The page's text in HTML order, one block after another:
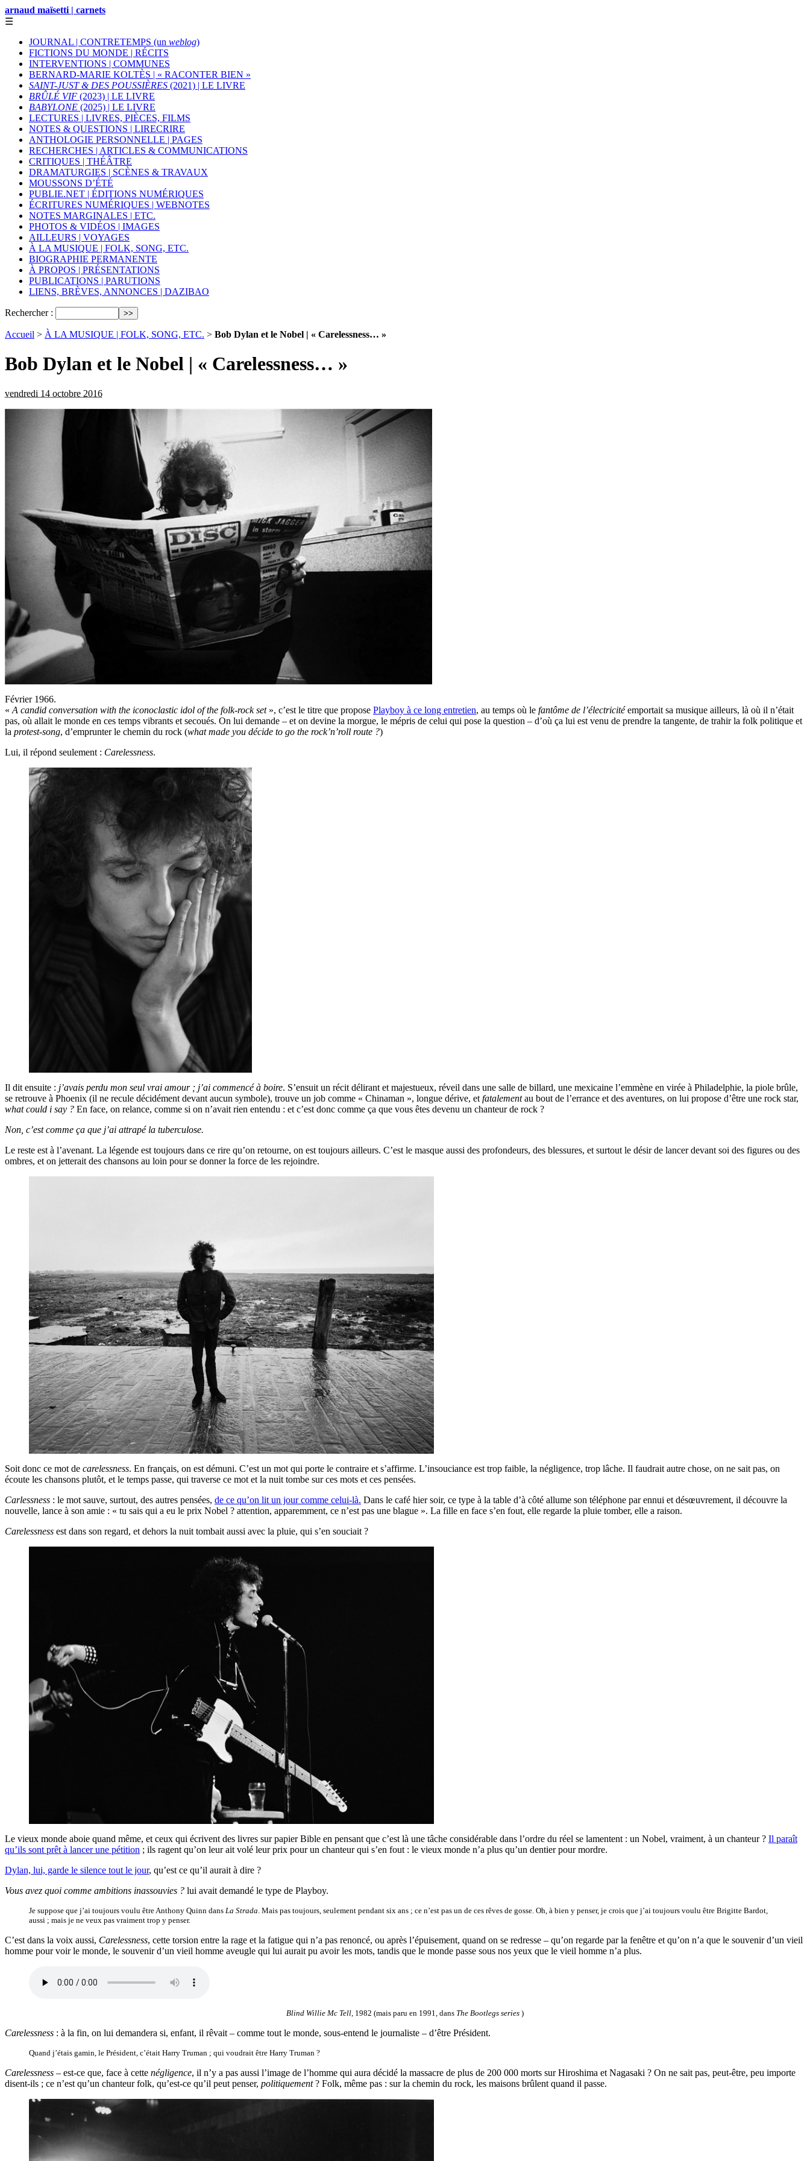
arnaud maïsetti | carnets
☰
JOURNAL | CONTRETEMPS (un weblog)
FICTIONS DU MONDE | RÉCITS
INTERVENTIONS | COMMUNES
BERNARD-MARIE KOLTÈS | « RACONTER BIEN »
SAINT-JUST & DES POUSSIÈRES (2021) | LE LIVRE
BRÛLÉ VIF (2023) | LE LIVRE
BABYLONE (2025) | LE LIVRE
LECTURES | LIVRES, PIÈCES, FILMS
NOTES & QUESTIONS | LIRECRIRE
ANTHOLOGIE PERSONNELLE | PAGES
RECHERCHES | ARTICLES & COMMUNICATIONS
CRITIQUES | THÉÂTRE
DRAMATURGIES | SCÈNES & TRAVAUX
MOUSSONS D’ÉTÉ
PUBLIE.NET | ÉDITIONS NUMÉRIQUES
ÉCRITURES NUMÉRIQUES | WEBNOTES
NOTES MARGINALES | ETC.
PHOTOS & VIDÉOS | IMAGES
AILLEURS | VOYAGES
À LA MUSIQUE | FOLK, SONG, ETC.
BIOGRAPHIE PERMANENTE
À PROPOS | PRÉSENTATIONS
PUBLICATIONS | PARUTIONS
LIENS, BRÈVES, ANNONCES | DAZIBAO
Rechercher :
Accueil > À LA MUSIQUE | FOLK, SONG, ETC. > Bob Dylan et le Nobel | « Carelessness… »
Bob Dylan et le Nobel | « Carelessness… »
vendredi 14 octobre 2016
Février 1966.
« A candid conversation with the iconoclastic idol of the folk-rock set», c’est le titre que propose Playboy à ce long entretien, au temps où le fantôme de l’électricitéemportait sa musique ailleurs, là où il n’était
pas, où allait le monde en ces temps vibrants et secoués. On lui demande – et on devine la morgue, le mépris de celui qui pose la question – d’où ça lui est venu de prendre la tangente, de trahir la folk politique et
la protest-song, d’emprunter le chemin du rock (what made you décide to go the rock’n’roll route ?)
Lui, il répond seulement : Carelessness.
Il dit ensuite : j’avais perdu mon seul vrai amour ; j’ai commencé à boire. S’ensuit un récit délirant et majestueux, réveil dans une salle de billard, une mexicaine l’emmène en virée à Philadelphie, la piole brûle,
se retrouve à Phoenix (il ne recule décidément devant aucun symbole), trouve un job comme « Chinaman », longue dérive, et fatalementau bout de l’errance et des aventures, on lui propose d’être une rock star,
what could i say ? En face, on relance, comme si on n’avait rien entendu : et c’est donc comme ça que vous êtes devenu un chanteur de rock ?
Non, c’est comme ça que j’ai attrapé la tuberculose.
Le reste est à l’avenant. La légende est toujours dans ce rire qu’on retourne, on est toujours ailleurs. C’est le masque aussi des profondeurs, des blessures, et surtout le désir de lancer devant soi des figures ou des
ombres, et on jetterait des chansons au loin pour se donner la force de les rejoindre.
Soit donc ce mot de carelessness. En français, on est démuni. C’est un mot qui porte le contraire et s’affirme. L’insouciance est trop faible, la négligence, trop lâche. Il faudrait autre chose, on ne sait pas, on
écoute les chansons plutôt, et le temps passe, qui traverse ce mot et la nuit tombe sur ces mots et ces pensées.
Carlessness : le mot sauve, surtout, des autres pensées, de ce qu’on lit un jour comme celui-là. Dans le café hier soir, ce type à la table d’à côté allume son téléphone par ennui et désœuvrement, il découvre la
nouvelle, lance à son amie : « tu sais qui a eu le prix Nobel ? attention, apparemment, ce n’est pas une blague ». La fille en face s’en fout, elle regarde la pluie tomber, elle a raison.
Carelessness est dans son regard, et dehors la nuit tombait aussi avec la pluie, qui s’en souciait ?
Le vieux monde aboie quand même, et ceux qui écrivent des livres sur papier Bible en pensant que c’est là une tâche considérable dans l’ordre du réel se lamentent : un Nobel, vraiment, à un chanteur ? Il paraît
qu’ils sont prêt à lancer une pétition ; ils ragent qu’on leur ait volé leur prix pour un chanteur qui s’en fout : le vieux monde n’a plus qu’un dentier pour mordre.
Dylan, lui, garde le silence tout le jour, qu’est ce qu’il aurait à dire ?
Vous avez quoi comme ambitions inassouvies ? lui avait demandé le type de Playboy.
Je suppose que j’ai toujours voulu être Anthony Quinn dans La Strada . Mais pas toujours, seulement pendant six ans ; ce n’est pas un de ces rêves de gosse. Oh, à bien y penser, je crois que j’ai toujours voulu être Brigitte Bardot,
aussi ; mais je ne veux pas vraiment trop y penser.
C’est dans la voix aussi, Carelessness, cette torsion entre la rage et la fatigue qui n’a pas renoncé, ou après l’épuisement, quand on se redresse – qu’on regarde par la fenêtre et qu’on n’a que le souvenir d’un vieil
homme pour voir le monde, le souvenir d’un vieil homme aveugle qui lui aurait pu avoir les mots, tandis que le monde passe sous nos yeux que le vieil homme n’a plus.
Blind Willie Mc Tell , 1982 (mais paru en 1991, dans The Bootlegs series )
Carelessness : à la fin, on lui demandera si, enfant, il rêvait – comme tout le monde, sous-entend le journaliste – d’être Président.
Quand j’étais gamin, le Président, c’était Harry Truman ; qui voudrait être Harry Truman ?
Carelessness – est-ce que, face à cette négligence, il n’y a pas aussi l’image de l’homme qui aura décidé la massacre de plus de 200 000 morts sur Hiroshima et Nagasaki ? On ne sait pas, peut-être, peu importe
disent-ils ; ce n’est qu’un chanteur folk, qu’est-ce qu’il peut penser, politiquement? Folk, même pas : sur la chemin du rock, les maisons brûlent quand il passe.